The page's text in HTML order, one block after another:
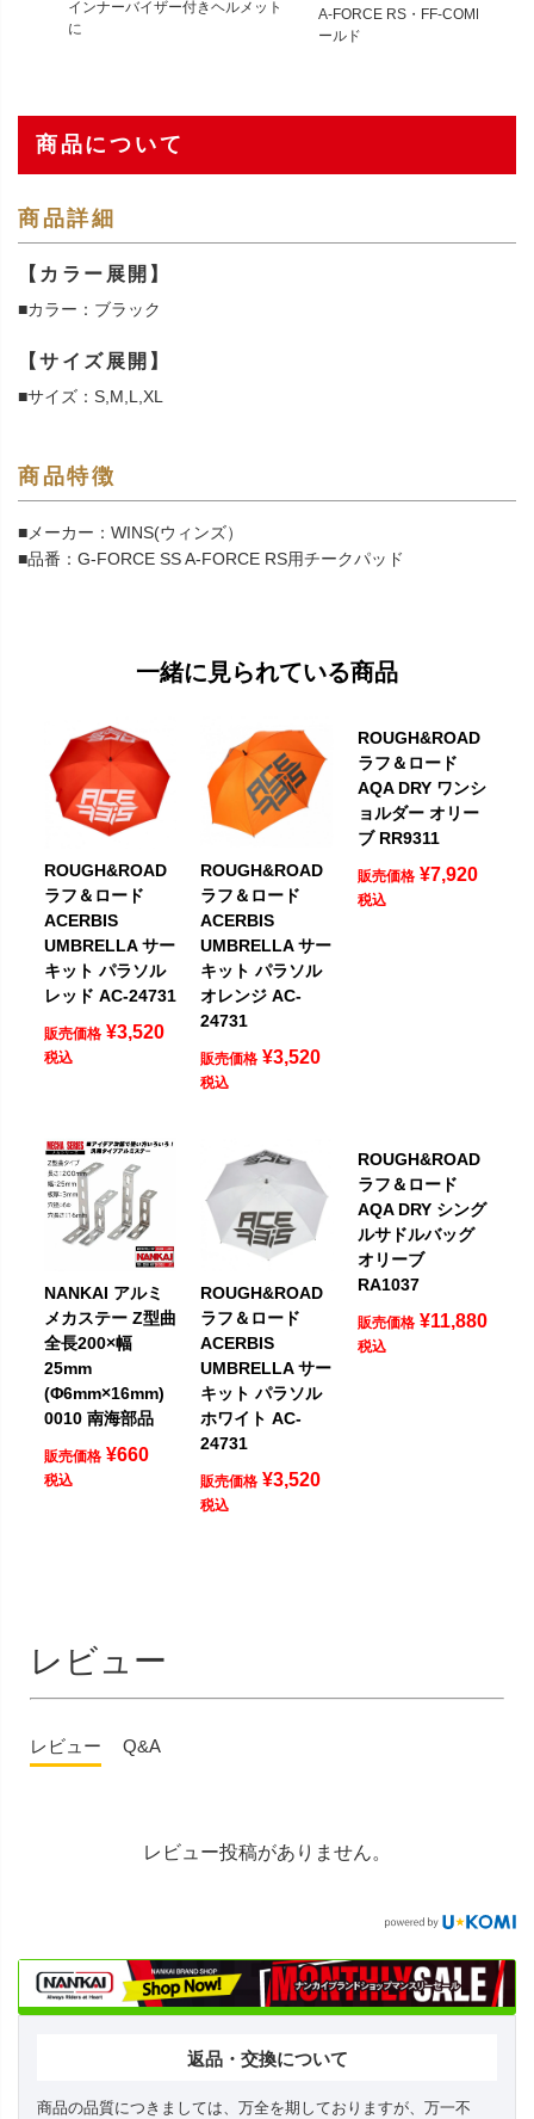
インナーバイザー付きヘルメット
に
A-FORCE RS・FF-COMFORT用
ールド
商品について
商品詳細
【カラー展開】
■カラー：ブラック
【サイズ展開】
■サイズ：S,M,L,XL
商品特徴
■メーカー：WINS(ウィンズ）
■品番：G-FORCE SS A-FORCE RS用チークパッド
一緒に見られている商品
ROUGH&ROAD
ラフ＆ロード
ACERBIS
UMBRELLA サー
キット パラソル
レッド AC-24731
販売価格 ¥3,520
税込
ROUGH&ROAD
ラフ＆ロード
ACERBIS
UMBRELLA サー
キット パラソル
オレンジ AC-
24731
販売価格 ¥3,520
税込
ROUGH&ROAD
ラフ＆ロード
AQA DRY ワンシ
ョルダー オリー
ブ RR9311
販売価格 ¥7,920
税込
NANKAI アルミ
メカステー Z型曲
全長200×幅
25mm
(Φ6mm×16mm)
0010 南海部品
販売価格 ¥660
税込
ROUGH&ROAD
ラフ＆ロード
ACERBIS
UMBRELLA サー
キット パラソル
ホワイト AC-
24731
販売価格 ¥3,520
税込
ROUGH&ROAD
ラフ＆ロード
AQA DRY シング
ルサドルバッグ
オリーブ
RA1037
販売価格 ¥11,880
税込
レビュー
レビュー Q&A
レビュー投稿がありません。
返品・交換について
商品の品質につきましては、万全を期しておりますが、万一不